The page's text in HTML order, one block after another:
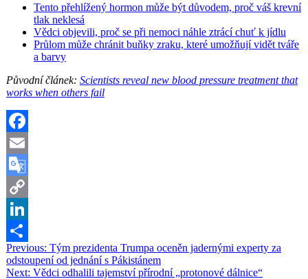
Tento přehlížený hormon může být důvodem, proč váš krevní
tlak neklesá
Vědci objevili, proč se při nemoci náhle ztrácí chuť k jídlu
Průlom může chránit buňky zraku, které umožňují vidět tváře
a barvy
Původní článek: Scientists reveal new blood pressure treatment that
works when others fail
Facebook
Email
Google
Translate
Copy
Link
LinkedIn
Share
Navigace
pro
Previous: Tým prezidenta Trumpa oceněn jadernými experty za
odstoupení od jednání s Pákistánem
Next: Vědci odhalili tajemství přírodní „protonové dálnice“